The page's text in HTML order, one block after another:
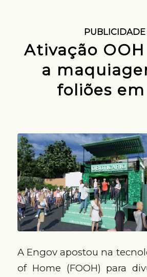
PUBLICIDADE
Ativação
a
foliões em
A Engov apostou na
of Home (FOOH) para